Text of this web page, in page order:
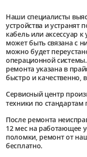
Наши специалисты
устройства и устранят
кабель или аксессуар к
может быть связана с
можно будет
операционной
ремонта указана в
быстро и качественно,
Сервисный центр
техники по стандартам
После ремонта
12 мес на работающее
поломки, ремонт от
бесплатно.